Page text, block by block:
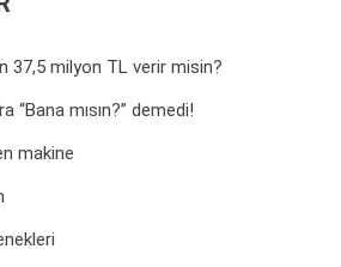
37,5 milyon TL verir misin?
“Bana mısın?” demedi!
makine